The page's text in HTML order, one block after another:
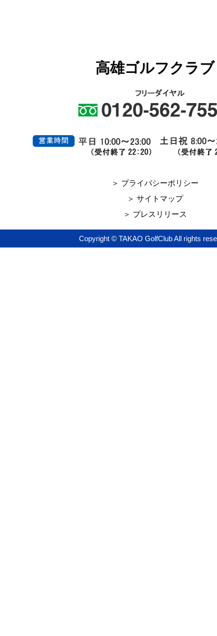
高雄ゴルフクラブ
＞ プライバシーポリシー
＞ サイトマップ
＞ プレスリリース
Copyright © TAKAO GolfClub All rights